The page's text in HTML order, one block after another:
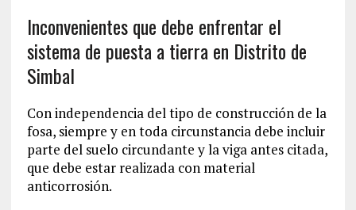
Inconvenientes que debe enfrentar el
sistema de puesta a tierra en Distrito de
Simbal
Con independencia del tipo de construcción de la
fosa, siempre y en toda circunstancia debe incluir
parte del suelo circundante y la viga antes citada,
que debe estar realizada con material
anticorrosión.